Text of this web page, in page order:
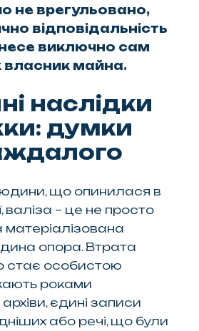
не врегульовано,
відповідальність
несе виключно сам
власник майна.
наслідки
думки
що опинилася в
валіза – це не просто
матеріалізована
опора. Втрата
стає особистою
роками
єдині записи
або речі, що були